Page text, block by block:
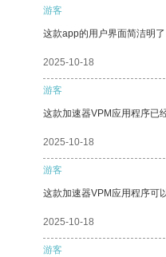
游客
这款app的用户界面简洁明
2025-10-18
游客
这款加速器VPM应用程序已
2025-10-18
游客
这款加速器VPM应用程序可
2025-10-18
游客